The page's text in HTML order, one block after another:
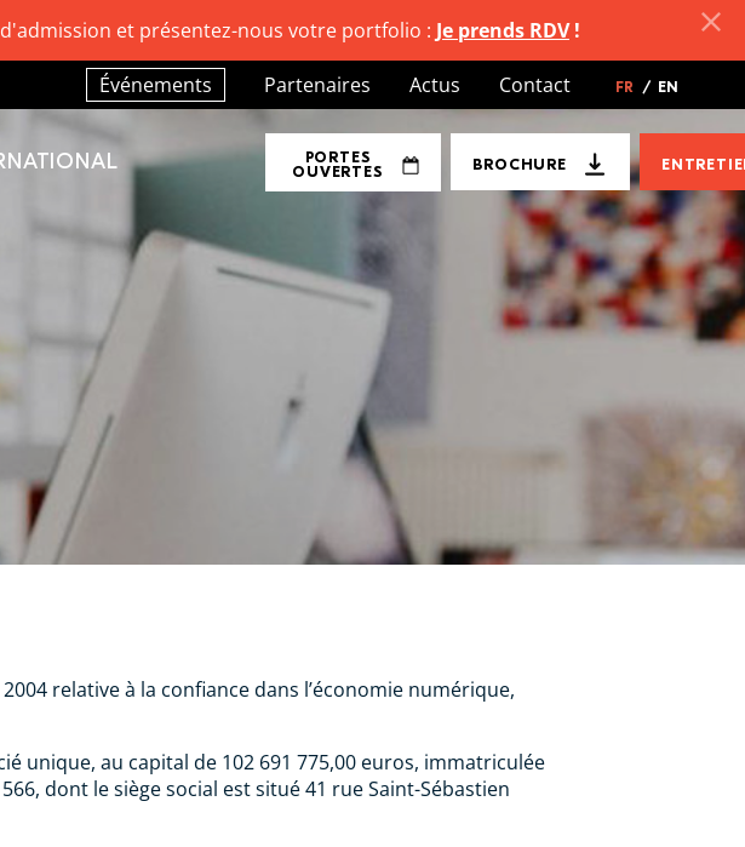
relative à la confiance dans l’économie numérique,
unique, au capital de 102 691 775,00 euros, immatriculée
dont le siège social est situé 41 rue Saint-Sébastien
Événements Partenaires Actus Contact FR / EN
PORTES
OUVERTES
BROCHURE
et présentez-nous votre portfolio : Je prends RDV!